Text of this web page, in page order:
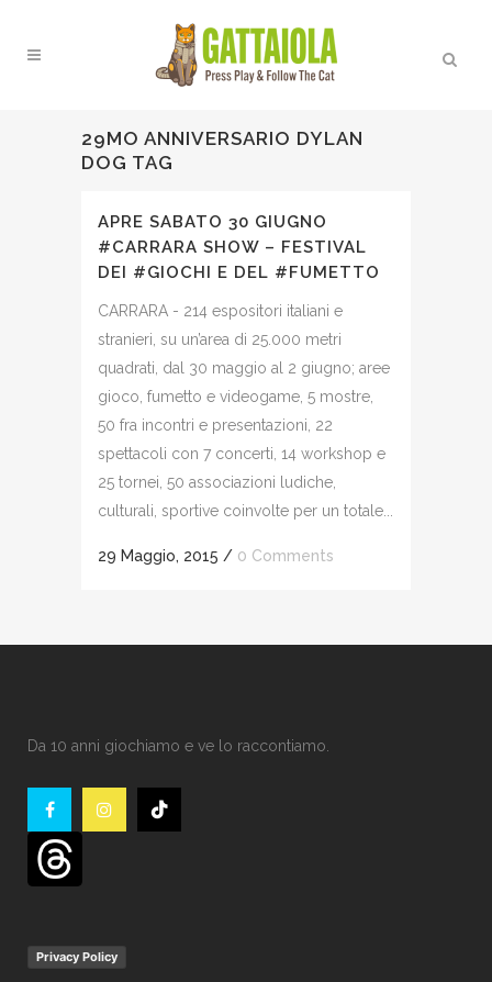
29MO ANNIVERSARIO DYLAN
DOG TAG
APRE SABATO 30 GIUGNO
#CARRARA SHOW – FESTIVAL
DEI #GIOCHI E DEL #FUMETTO
CARRARA - 214 espositori italiani e
stranieri, su un’area di 25.000 metri
quadrati, dal 30 maggio al 2 giugno; aree
gioco, fumetto e videogame, 5 mostre,
50 fra incontri e presentazioni, 22
spettacoli con 7 concerti, 14 workshop e
25 tornei, 50 associazioni ludiche,
culturali, sportive coinvolte per un totale...
29 Maggio, 2015 / 0 Comments
Da 10 anni giochiamo e ve lo raccontiamo.
Privacy Policy